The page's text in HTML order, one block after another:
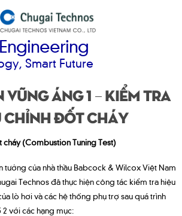
Smart Future
Áng 1 – Kiểm tra
chỉnh đốt cháy
cháy (Combustion Tuning Test)
tưởng của nhà thầu Babcock & Wilcox Việt Nam
Technos đã thực hiện công tác kiểm tra hiệu
lò hơi và các hệ thống phụ trợ sau quá trình
với các hạng mục: